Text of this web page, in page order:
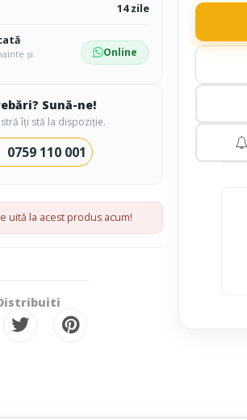
14 zile
și
Online
Sună-ne!
îți stă la dispoziție.
0759 110 001
uită la acest produs acum!